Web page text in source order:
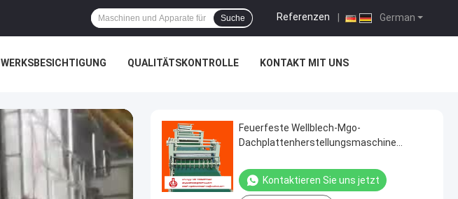
German
Referenzen
Suche
WERKSBESICHTIGUNG QUALITÄTSKONTROLLE KONTAKT MIT UNS
Feuerfeste Wellblech-Mgo-
Dachplattenherstellungsmaschine
Kontaktieren Sie uns jetzt